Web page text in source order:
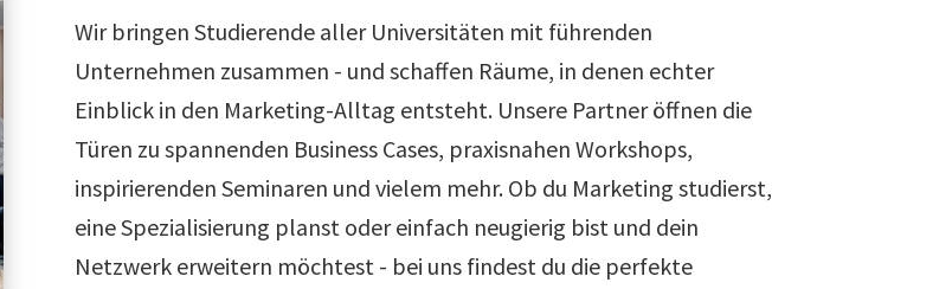
Wir bringen Studierende aller Universitäten mit führenden
Unternehmen zusammen - und schaffen Räume, in denen echter
Einblick in den Marketing-Alltag entsteht. Unsere Partner öffnen die
Türen zu spannenden Business Cases, praxisnahen Workshops,
inspirierenden Seminaren und vielem mehr. Ob du Marketing studierst,
eine Spezialisierung planst oder einfach neugierig bist und dein
Netzwerk erweitern möchtest - bei uns findest du die perfekte